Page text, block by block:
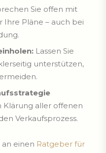
Sie offen mit
Pläne – auch bei
Lassen Sie
unterstützen,
Klärung aller offenen
Verkaufsprozess.
an einen Ratgeber für